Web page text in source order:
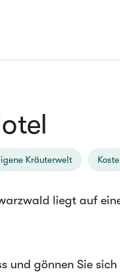
Kräuterwelt
liegt auf
und gönnen Sie